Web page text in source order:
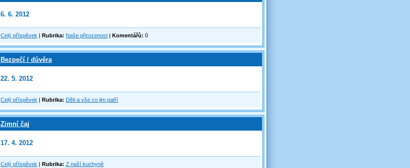
6. 6. 2012
Celý příspěvek | Rubrika: Naše přirozenost | Komentářů: 0
Bezpečí / důvěra
22. 5. 2012
Celý příspěvek | Rubrika: Děti a vše co jim patří
Zimní čaj
17. 4. 2012
Celý příspěvek | Rubrika: Z naší kuchyně